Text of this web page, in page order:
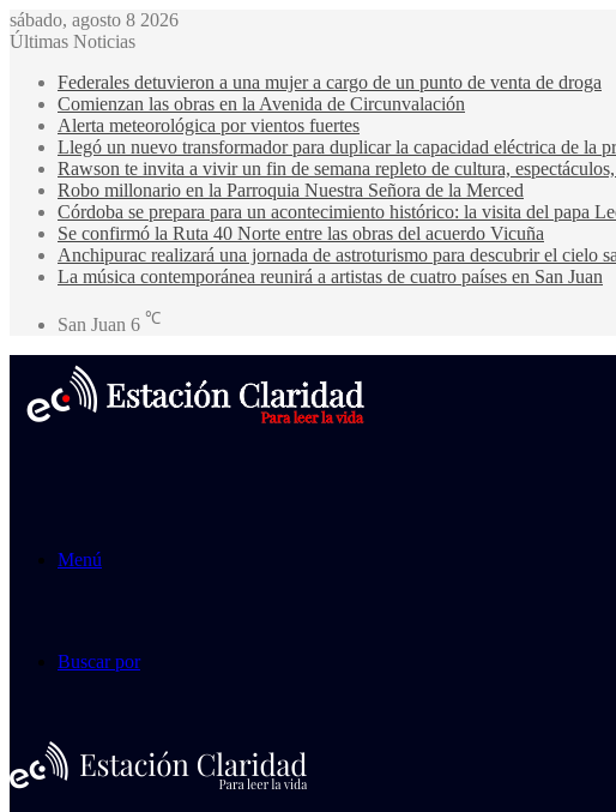
sábado, agosto 8 2026
Últimas Noticias
Federales detuvieron a una mujer a cargo de un punto de venta de droga
Comienzan las obras en la Avenida de Circunvalación
Alerta meteorológica por vientos fuertes
Llegó un nuevo transformador para duplicar la capacidad eléctrica de la
Rawson te invita a vivir un fin de semana repleto de cultura,
Robo millonario en la Parroquia Nuestra Señora de la Merced
Córdoba se prepara para un acontecimiento histórico: la visita del papa
Se confirmó la Ruta 40 Norte entre las obras del acuerdo Vicuña
Anchipurac realizará una jornada de astroturismo para descubrir el cielo
La música contemporánea reunirá a artistas de cuatro países en San Juan
San Juan 6 ℃
Menú
Buscar por